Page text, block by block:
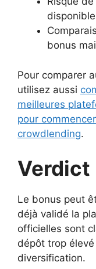
bonus
Pour comparer
utilisez aussi
meilleures
pour
crowdlending.
Verdict
Le bonus peut
déjà validé la
officielles sont
dépôt trop
diversification.